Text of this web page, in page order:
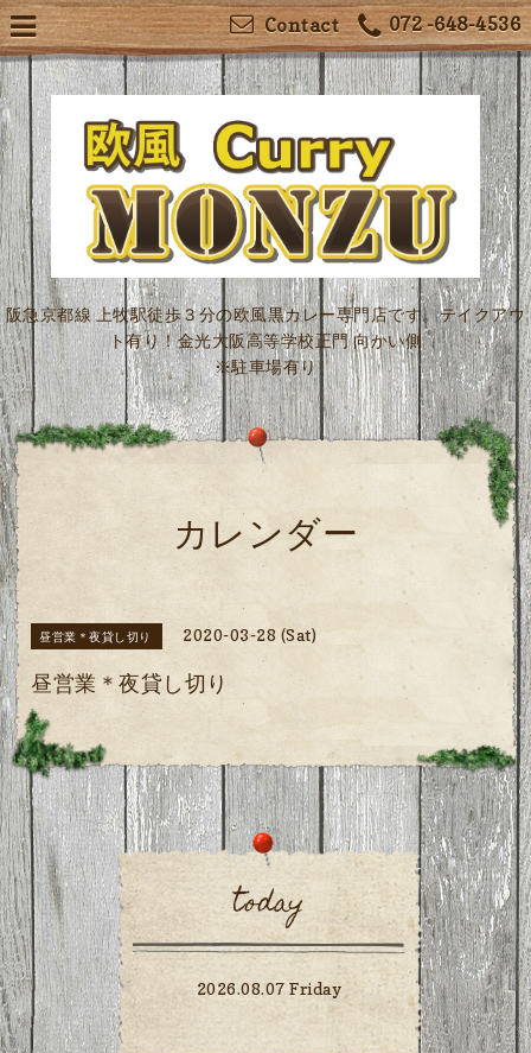
072 -648-4536
Contact
阪急京都線 上牧駅徒歩３分の欧風黒カレー専門店です。テイクアウ
ト有り！金光大阪高等学校正門 向かい側
※駐車場有り
カレンダー
昼営業＊夜貸し切り 2020-03-28 (Sat)
昼営業＊夜貸し切り
today
2026.08.07 Friday